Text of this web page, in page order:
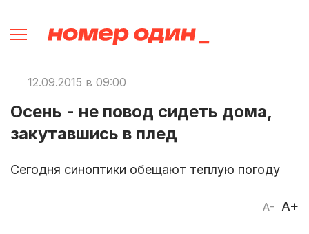
12.09.2015 в 09:00
Осень - не повод сидеть дома,
закутавшись в плед
Сегодня синоптики обещают теплую погоду
A- A+